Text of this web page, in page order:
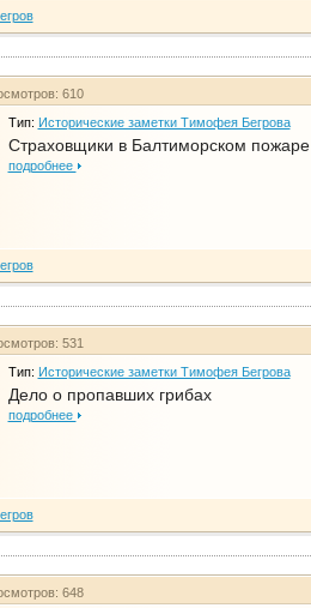
610
Тип: Исторические заметки Тимофея Бегрова
Страховщики в Балтиморском пожаре
подробнее
531
Тип: Исторические заметки Тимофея Бегрова
Дело о пропавших грибах
подробнее
648